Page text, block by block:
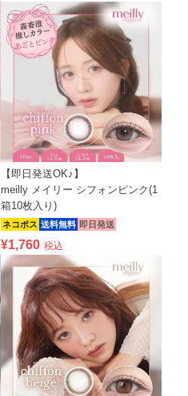
【即日発送OK♪】
meilly メイリー シフォンピンク(1
箱10枚入り)
ネコポス 送料無料 即日発送
¥1,760 税込